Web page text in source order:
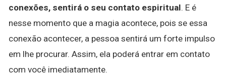
conexões, sentirá o seu contato espiritual. E é
nesse momento que a magia acontece, pois se essa
conexão acontecer, a pessoa sentirá um forte impulso
em lhe procurar. Assim, ela poderá entrar em contato
com você imediatamente.